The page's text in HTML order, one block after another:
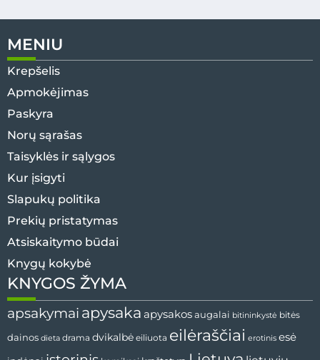
MENIU
Krepšelis
Apmokėjimas
Paskyra
Norų sąrašas
Taisyklės ir sąlygos
Kur įsigyti
Slapukų politika
Prekių pristatymas
Atsiskaitymo būdai
Knygų kokybė
KNYGOS ŽYMA
apsakymai apysaka apysakos augalai bitininkystė bitės
dainos dieta drama dvikalbė eiliuota eilėraščiai erotinis esė